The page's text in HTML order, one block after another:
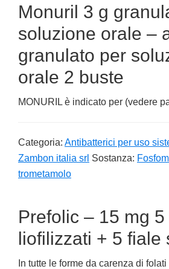
Monuril 3 g
soluzione orale –
granulato per
orale 2 buste
MONURIL è indicato per (vedere
Categoria: Antibatterici per uso
Zambon italia srl Sostanza:
trometamolo
Prefolic – 15 mg
liofilizzati + 5 fiale
In tutte le forme da carenza di